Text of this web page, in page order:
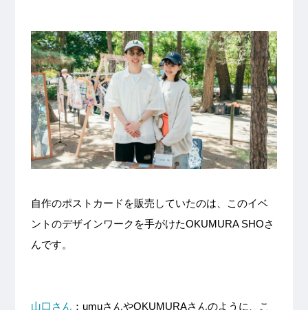
自作のポストカードを販売していたのは、このイベ
ントのデザインワークを手がけたOKUMURA SHOさ
んです。
山口さん ：umuさんやOKUMURAさんのように、こ